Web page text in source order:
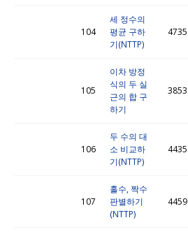
104
세 정수의
평균 구하
기(NTTP)
4735
105
이차 방정
식의 두 실
근의 합 구
하기
3853
106
두 수의 대
소 비교하
기(NTTP)
4435
107
홀수, 짝수
판별하기
(NTTP)
4459